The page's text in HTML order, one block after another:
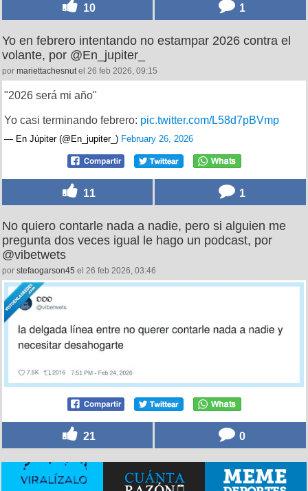
10 1
Yo en febrero intentando no estampar 2026 contra el
volante, por @En_jupiter_
por mariettachesnut el 26 feb 2026, 09:15
"2026 será mi año"
Yo casi terminando febrero: pic.twitter.com/L58d7pBVmp
— En Júpiter (@En_jupiter_) February 26, 2026
11 1
No quiero contarle nada a nadie, pero si alguien me
pregunta dos veces igual le hago un podcast, por
@vibetwets
por stefaogarson45 el 26 feb 2026, 03:46
21 0